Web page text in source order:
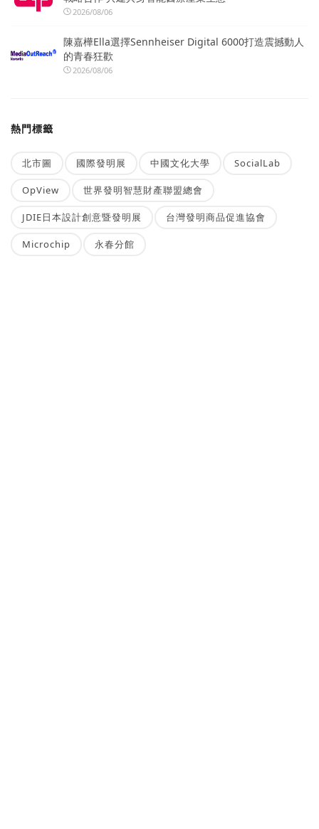
2026/08/06
陳嘉樺Ella選擇Sennheiser Digital 6000打造震撼動人
的青春狂歡
2026/08/06
熱門標籤
北市圖 國際發明展 中國文化大學 SocialLab
OpView 世界發明智慧財產聯盟總會
JDIE日本設計創意暨發明展 台灣發明商品促進協會
Microchip 永春分館